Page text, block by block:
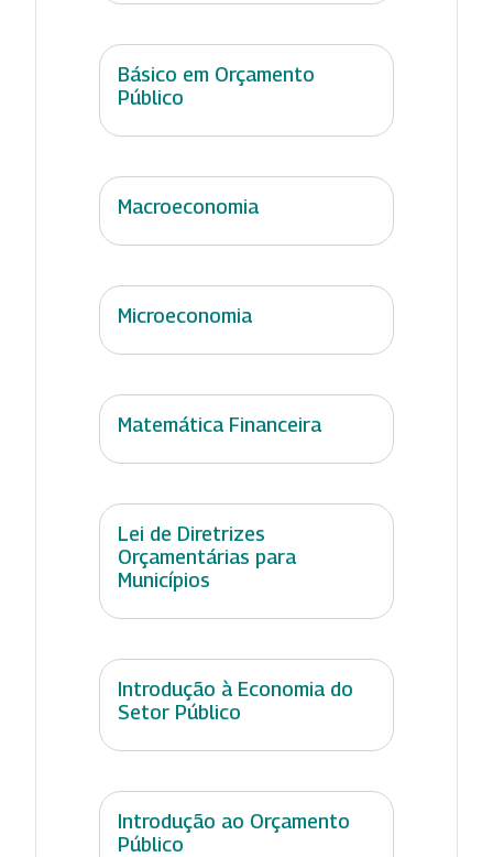
Básico em Orçamento
Público
Macroeconomia
Microeconomia
Matemática Financeira
Lei de Diretrizes
Orçamentárias para
Municípios
Introdução à Economia do
Setor Público
Introdução ao Orçamento
Público